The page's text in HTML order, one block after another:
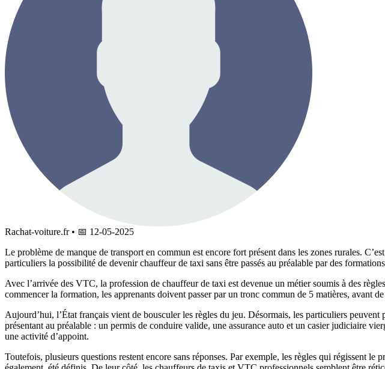
Rachat-voiture.fr • 📅 12-05-2025
Le problème de manque de transport en commun est encore fort présent dans les zones rurales.
particuliers la possibilité de devenir chauffeur de taxi sans être passés au préalable par des
Avec l’arrivée des VTC, la profession de chauffeur de taxi est devenue un métier soumis à des
commencer la formation, les apprenants doivent passer par un tronc commun de 5 matières, avant
Aujourd’hui, l’État français vient de bousculer les règles du jeu. Désormais, les particuliers
présentant au préalable : un permis de conduire valide, une assurance auto et un casier judiciaire
une activité d’appoint.
Toutefois, plusieurs questions restent encore sans réponses. Par exemple, les règles qui régissent